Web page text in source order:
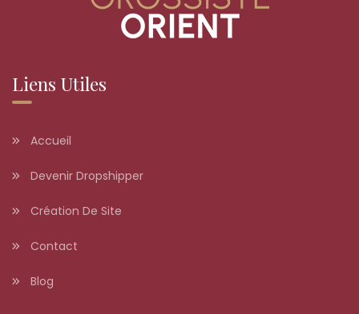
Liens Utiles
Accueil
Devenir Dropshipper
Création De Site
Contact
Blog